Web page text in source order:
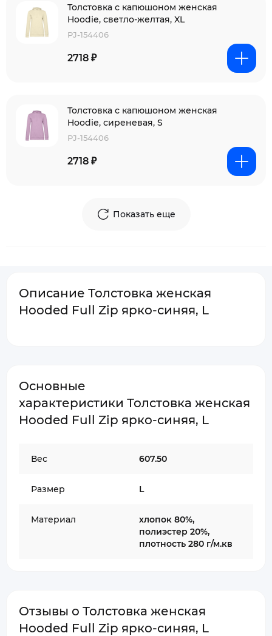
Толстовка с капюшоном женская
Hoodie, светло-желтая, XL
PJ-154406
2718 ₽
Толстовка с капюшоном женская
Hoodie, сиреневая, S
PJ-154406
2718 ₽
Показать еще
Описание Толстовка женская
Hooded Full Zip ярко-синяя, L
Основные
характеристики Толстовка женская
Hooded Full Zip ярко-синяя, L
Вес 607.50
Размер L
Материал
хлопок 80%,
полиэстер 20%,
плотность 280 г/м.кв
Отзывы о Толстовка женская
Hooded Full Zip ярко-синяя, L